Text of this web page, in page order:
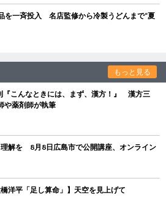
を一斉投入 名店監修から冷製うどんまで“夏
もっと見る
『こんなときには、まず、漢方！』 漢方三
や薬剤師が執筆
解を 8月8日広島市で公開講座、オンライン
洋平「足し算命」】天空を見上げて